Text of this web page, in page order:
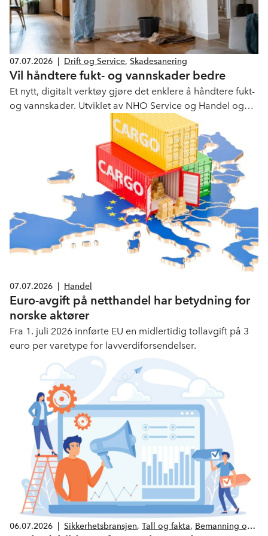
07.07.2026 Drift og Service, Skadesanering
Vil håndtere fukt- og vannskader bedre
Et nytt, digitalt verktøy gjøre det enklere å håndtere fukt-
og vannskader. Utviklet av NHO Service og Handel og
våre medlemsbedrifter. Lanseres nå.
07.07.2026 Handel
Euro-avgift på netthandel har betydning for
norske aktører
Fra 1. juli 2026 innførte EU en midlertidig tollavgift på 3
euro per varetype for lavverdiforsendelser.
06.07.2026 Sikkerhetsbransjen, Tall og fakta, Bemanning og